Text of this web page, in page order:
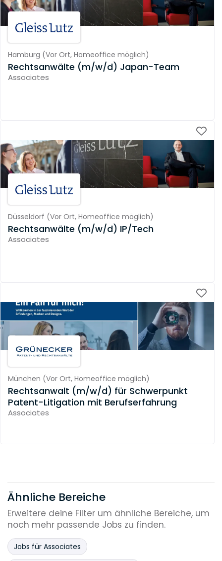
Hamburg (Vor Ort, Homeoffice möglich)
Rechtsanwälte (m/w/d) Japan-Team
Associates
Düsseldorf (Vor Ort, Homeoffice möglich)
Rechtsanwälte (m/w/d) IP/Tech
Associates
München (Vor Ort, Homeoffice möglich)
Rechtsanwalt (m/w/d) für Schwerpunkt
Patent-Litigation mit Berufserfahrung
Associates
Ähnliche Bereiche
Erweitere deine Filter um ähnliche Bereiche, um
noch mehr passende Jobs zu finden.
Jobs für Associates